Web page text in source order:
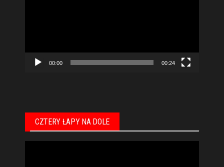
00:00 00:24
CZTERY ŁAPY NA DOLE